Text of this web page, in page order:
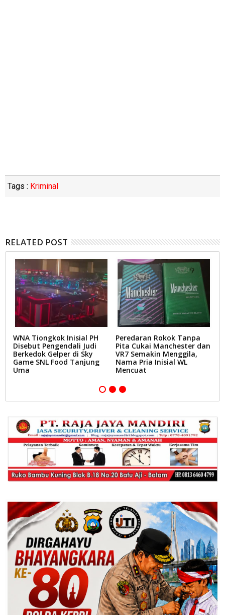
Tags : Kriminal
RELATED POST
WNA Tiongkok Inisial PH
Disebut Pengendali Judi
Berkedok Gelper di Sky
Game SNL Food Tanjung
Uma
Peredaran Rokok Tanpa
Pita Cukai Manchester dan
VR7 Semakin Menggila,
Nama Pria Inisial WL
Mencuat